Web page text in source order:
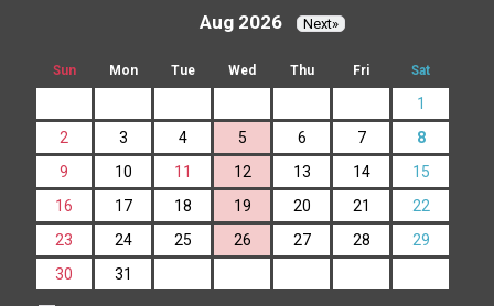
Aug 2026 Next»
Sun Mon Tue Wed Thu Fri Sat
1
2
3 4 5 6 7
8
9
10 11 12 13 14
15
16
17 18 19 20 21
22
23
24 25 26 27 28
29
30
31